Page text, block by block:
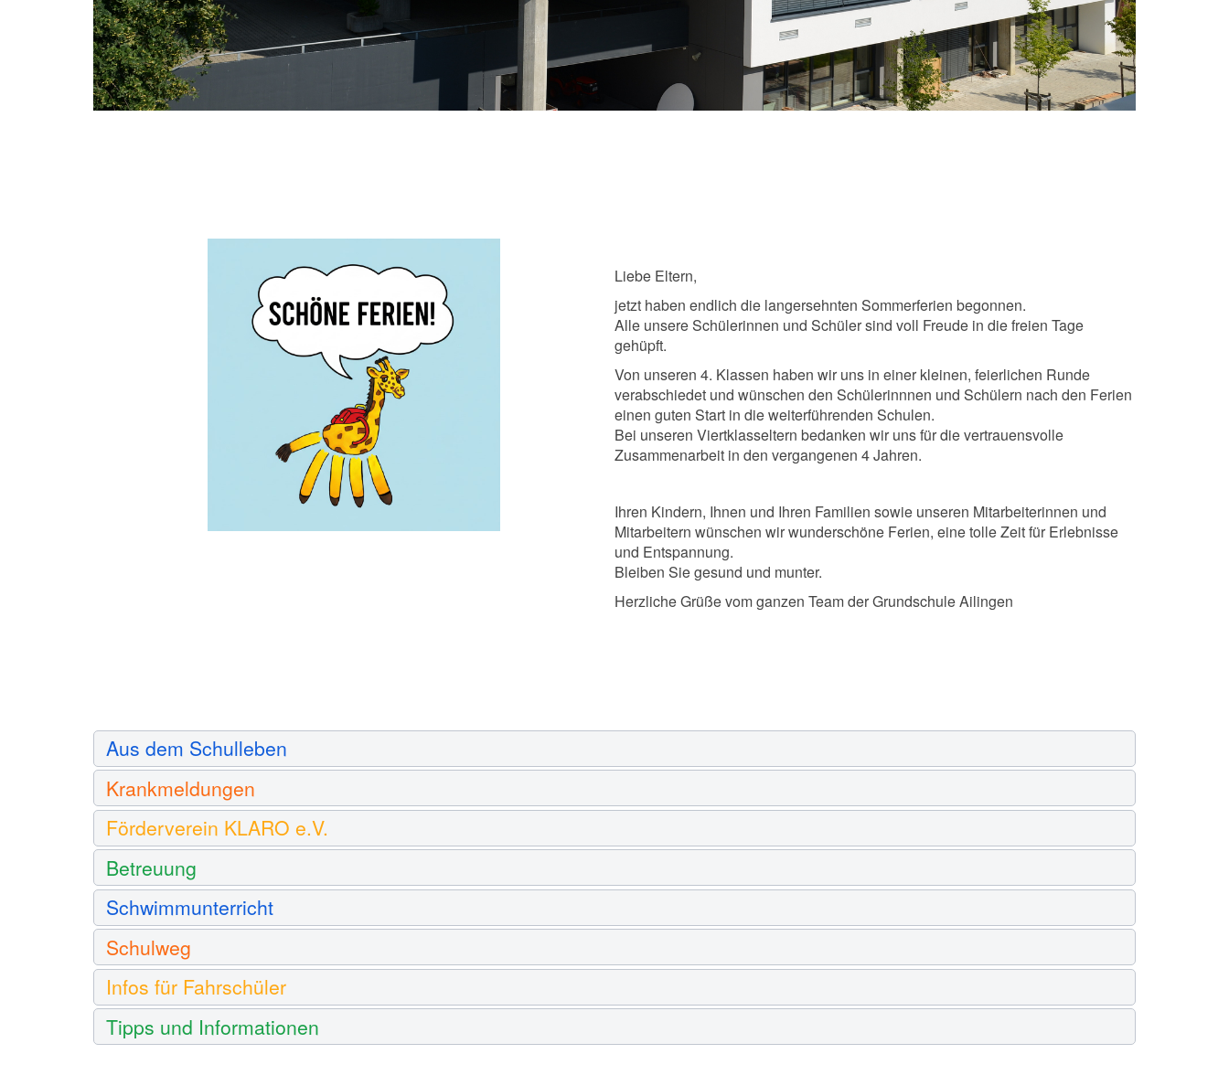
Liebe Eltern,
jetzt haben endlich die langersehnten Sommerferien begonnen.
Alle unsere Schülerinnen und Schüler sind voll Freude in die freien Tage
gehüpft.
Von unseren 4. Klassen haben wir uns in einer kleinen, feierlichen Runde
verabschiedet und wünschen den Schülerinnnen und Schülern nach den Ferien
einen guten Start in die weiterführenden Schulen.
Bei unseren Viertklasseltern bedanken wir uns für die vertrauensvolle
Zusammenarbeit in den vergangenen 4 Jahren.
Ihren Kindern, Ihnen und Ihren Familien sowie unseren Mitarbeiterinnen und
Mitarbeitern wünschen wir wunderschöne Ferien, eine tolle Zeit für Erlebnisse
und Entspannung.
Bleiben Sie gesund und munter.
Herzliche Grüße vom ganzen Team der Grundschule Ailingen
Aus dem Schulleben
Krankmeldungen
Förderverein KLARO e.V.
Betreuung
Schwimmunterricht
Schulweg
Infos für Fahrschüler
Tipps und Informationen